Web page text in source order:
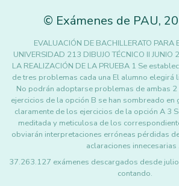
© Exámenes de PAU,
EVALUACIÓN DE BACHILLERATO PARA
UNIVERSIDAD 213 DIBUJO TÉCNICO II JUNIO
LA REALIZACIÓN DE LA PRUEBA 1 Se
de tres problemas cada una El alumno elegirá
No podrán adoptarse problemas de ambas 2
ejercicios de la opción B se han sombreado
claramente de los ejercicios de la opción A 3
meditada y meticulosa de los
obviarán interpretaciones erróneas pérdidas
aclaraciones innecesarias
37.263.127 exámenes descargados desde
contando.